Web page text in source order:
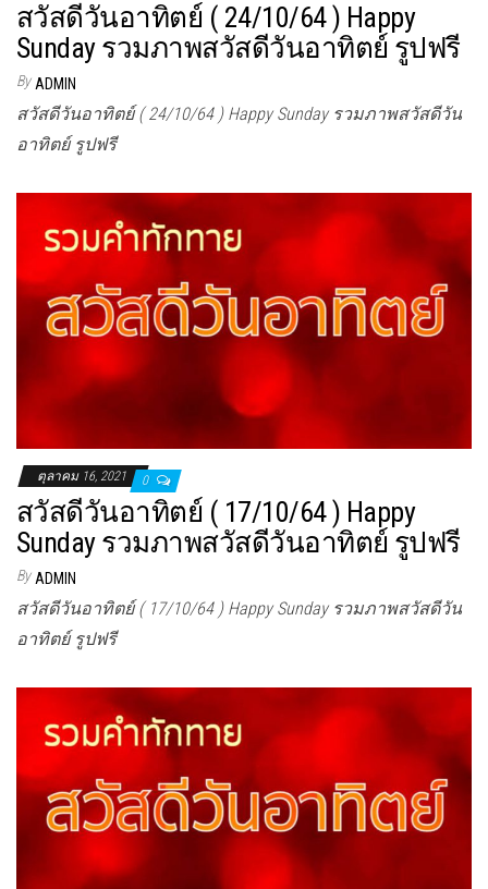
สวัสดีวันอาทิตย์ ( 24/10/64 ) Happy
Sunday รวมภาพสวัสดีวันอาทิตย์ รูปฟรี
By ADMIN
สวัสดีวันอาทิตย์ ( 24/10/64 ) Happy Sunday รวมภาพสวัสดีวัน
อาทิตย์ รูปฟรี
ตุลาคม 16, 2021 0
สวัสดีวันอาทิตย์ ( 17/10/64 ) Happy
Sunday รวมภาพสวัสดีวันอาทิตย์ รูปฟรี
By ADMIN
สวัสดีวันอาทิตย์ ( 17/10/64 ) Happy Sunday รวมภาพสวัสดีวัน
อาทิตย์ รูปฟรี